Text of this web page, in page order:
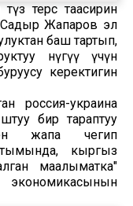
түз терс таасирин
Садыр Жапаров эл
баш тартып,
өнүгүү үчүн
керектигин
россия-украина
бир тараптуу
жапа чегип
кыргыз
маалыматка"
экономикасынын